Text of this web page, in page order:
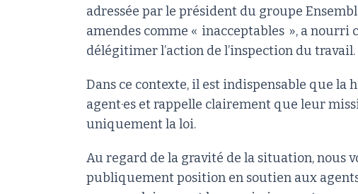
adressée par le président du groupe
amendes comme « inacceptables », a nourri
délégitimer l’action de l’inspection du travail.
Dans ce contexte, il est indispensable que la
agent·es et rappelle clairement que leur
uniquement la loi.
Au regard de la gravité de la situation, nous
publiquement position en soutien aux